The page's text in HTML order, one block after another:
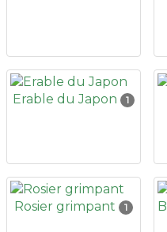
Erable du Japon 1
Rosier grimpant 1